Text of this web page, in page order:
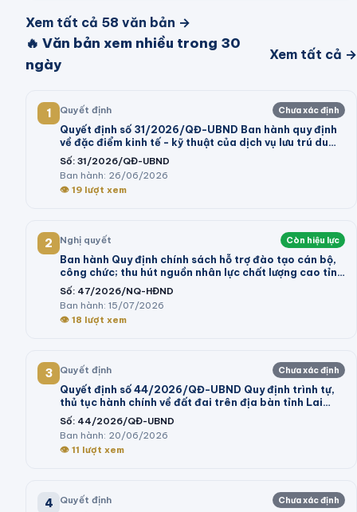
Xem tất cả 58 văn bản →
🔥 Văn bản xem nhiều trong 30
ngày
Xem tất cả →
1 Quyết định Chưa xác định
Quyết định số 31/2026/QĐ-UBND Ban hành quy định
về đặc điểm kinh tế - kỹ thuật của dịch vụ lưu trú du
lịch; dịch vụ tham quan tại khu du lịch thực hiện kê
khai giá trên địa bàn tỉnh Lâm Đồng
Số: 31/2026/QĐ-UBND
Ban hành: 26/06/2026
👁 19 lượt xem
2 Nghị quyết Còn hiệu lực
Ban hành Quy định chính sách hỗ trợ đào tạo cán bộ,
công chức; thu hút nguồn nhân lực chất lượng cao tỉnh
Vĩnh Long giai đoạn 2026 - 2030
Số: 47/2026/NQ-HĐND
Ban hành: 15/07/2026
👁 18 lượt xem
3 Quyết định Chưa xác định
Quyết định số 44/2026/QĐ-UBND Quy định trình tự,
thủ tục hành chính về đất đai trên địa bàn tỉnh Lai
Châu
Số: 44/2026/QĐ-UBND
Ban hành: 20/06/2026
👁 11 lượt xem
4 Quyết định Chưa xác định